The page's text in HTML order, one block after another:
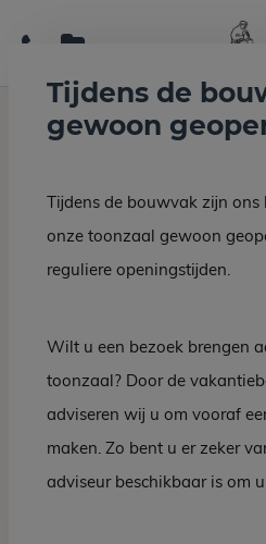
Home Grafmonumenten
Grafsteen DM
Tijdens de
gewoon
Tijdens de bouwvak zijn ons
onze toonzaal gewoon
reguliere openingstijden.
Wilt u een bezoek brengen
toonzaal? Door de
adviseren wij u om vooraf
maken. Zo bent u er zeker
adviseur beschikbaar is om